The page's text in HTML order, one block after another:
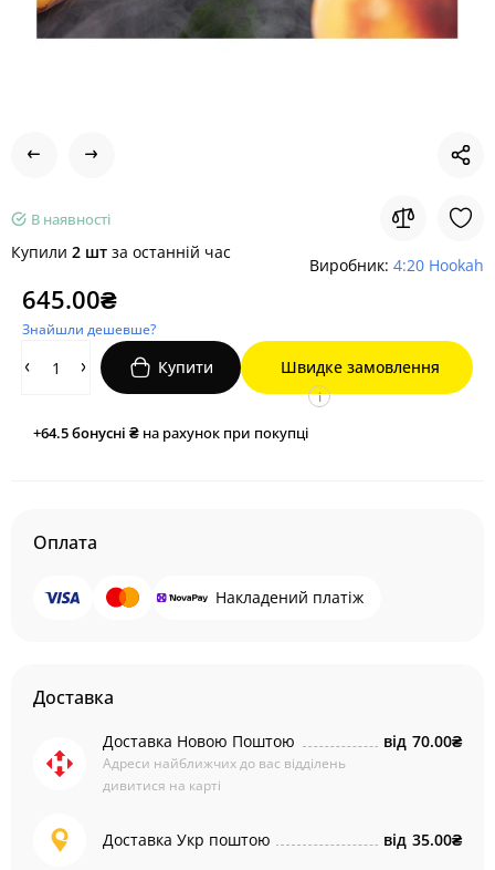
В наявності
Купили 2 шт за останній час
Виробник: 4:20 Hookah
645.00₴
Знайшли дешевше?
Купити Швидке замовлення
+64.5бонусні ₴ на рахунок при покупці
i
Оплата
Накладений платіж
Доставка
Доставка Новою Поштою
Адреси найближчих до вас відділень
дивитися на карті
від 70.00₴
Доставка Укр поштою від 35.00₴